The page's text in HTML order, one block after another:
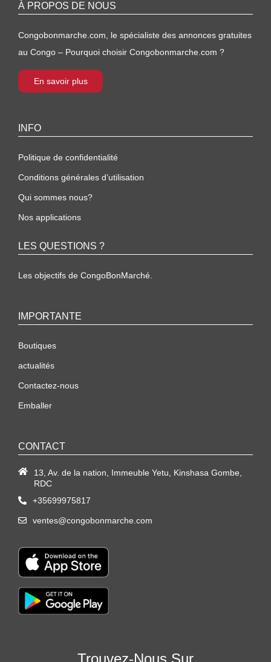
À PROPOS DE NOUS
Congobonmarche.com, le spécialiste des annonces gratuites
au Congo – Pourquoi choisir Congobonmarche.com ?
En savoir plus
INFO
Politique de confidentialité
Conditions générales d’utilisation
Qui sommes nous?
Nos applications
LES QUESTIONS ?
Les objectifs de CongoBonMarché.
IMPORTANTE
Boutiques
actualités
Contactez-nous
Emballer
CONTACT
13, Av. de la nation, Immeuble Yetu, Kinshasa Gombe,
RDC
+35699975817
ventes@congobonmarche.com
Trouvez-Nous Sur